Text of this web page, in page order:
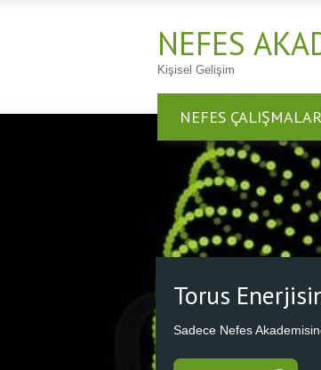
NEFES
Kişisel Gelişim
NEFES
Nefes Al
Nefesini Kalbinden Başlat,